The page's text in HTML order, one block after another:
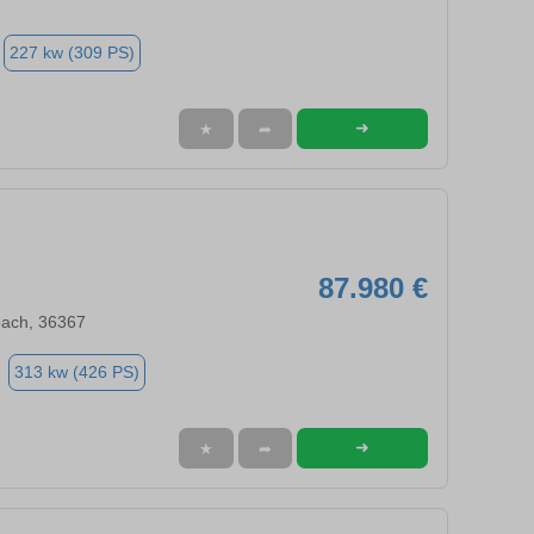
227 kw (309 PS)
★ ➦ ➜
87.980 €
36367
313 kw (426 PS)
★ ➦ ➜